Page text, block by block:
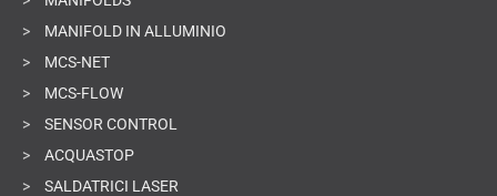
>
MANIFOLD IN ALLUMINIO
>
MCS-NET
>
MCS-FLOW
>
SENSOR CONTROL
>
ACQUASTOP
>
SALDATRICI LASER